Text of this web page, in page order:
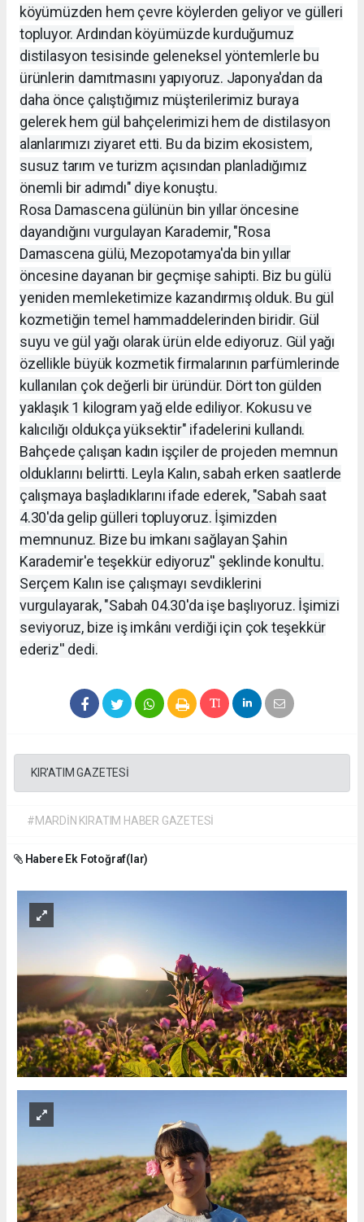
köyümüzden hem çevre köylerden geliyor ve gülleri
topluyor. Ardından köyümüzde kurduğumuz
distilasyon tesisinde geleneksel yöntemlerle bu
ürünlerin damıtmasını yapıyoruz. Japonya'dan da
daha önce çalıştığımız müşterilerimiz buraya
gelerek hem gül bahçelerimizi hem de distilasyon
alanlarımızı ziyaret etti. Bu da bizim ekosistem,
susuz tarım ve turizm açısından planladığımız
önemli bir adımdı" diye konuştu.
Rosa Damascena gülünün bin yıllar öncesine
dayandığını vurgulayan Karademir, "Rosa
Damascena gülü, Mezopotamya'da bin yıllar
öncesine dayanan bir geçmişe sahipti. Biz bu gülü
yeniden memleketimize kazandırmış olduk. Bu gül
kozmetiğin temel hammaddelerinden biridir. Gül
suyu ve gül yağı olarak ürün elde ediyoruz. Gül yağı
özellikle büyük kozmetik firmalarının parfümlerinde
kullanılan çok değerli bir üründür. Dört ton gülden
yaklaşık 1 kilogram yağ elde ediliyor. Kokusu ve
kalıcılığı oldukça yüksektir" ifadelerini kullandı.
Bahçede çalışan kadın işçiler de projeden memnun
olduklarını belirtti. Leyla Kalın, sabah erken saatlerde
çalışmaya başladıklarını ifade ederek, "Sabah saat
4.30'da gelip gülleri topluyoruz. İşimizden
memnunuz. Bize bu imkanı sağlayan Şahin
Karademir'e teşekkür ediyoruz'' şeklinde konultu.
Serçem Kalın ise çalışmayı sevdiklerini
vurgulayarak, "Sabah 04.30'da işe başlıyoruz. İşimizi
seviyoruz, bize iş imkânı verdiği için çok teşekkür
ederiz'' dedi.
KIR'ATIM GAZETESİ
#MARDİN KIRATIM HABER GAZETESİ
Habere Ek Fotoğraf(lar)